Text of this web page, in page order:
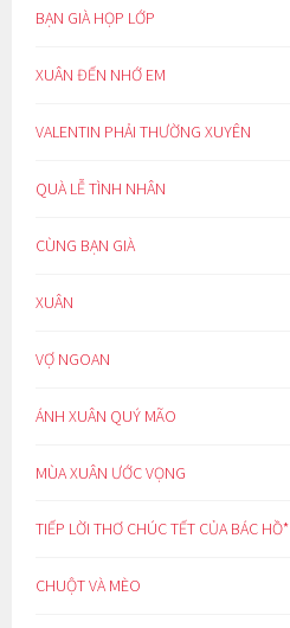
BẠN GIÀ HỌP LỚP
XUÂN ĐẾN NHỚ EM
VALENTIN PHẢI THƯỜNG XUYÊN
QUÀ LỄ TÌNH NHÂN
CÙNG BẠN GIÀ
XUÂN
VỢ NGOAN
ÁNH XUÂN QUÝ MÃO
MÙA XUÂN ƯỚC VỌNG
TIẾP LỜI THƠ CHÚC TẾT CỦA BÁC HỒ*
CHUỘT VÀ MÈO